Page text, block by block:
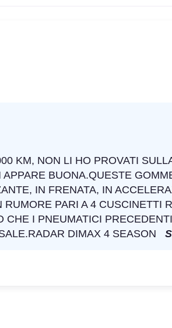
KM, NON LI HO PROVATI
BUONA.QUESTE
IN FRENATA, IN
RUMORE PARI A 4 CUSCINETTI
CHE I PNEUMATICI
DIMAX 4 SEASON